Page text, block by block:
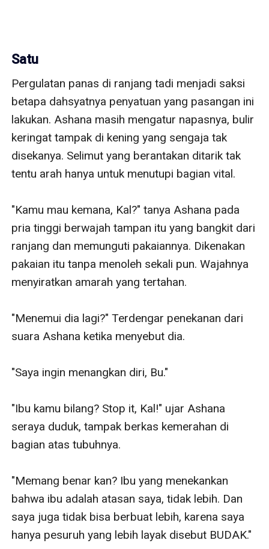
Satu
Pergulatan panas di ranjang tadi menjadi saksi
betapa dahsyatnya penyatuan yang pasangan ini
lakukan. Ashana masih mengatur napasnya, bulir
keringat tampak di kening yang sengaja tak
disekanya. Selimut yang berantakan ditarik tak
tentu arah hanya untuk menutupi bagian vital.
"Kamu mau kemana, Kal?" tanya Ashana pada
pria tinggi berwajah tampan itu yang bangkit dari
ranjang dan memunguti pakaiannya. Dikenakan
pakaian itu tanpa menoleh sekali pun. Wajahnya
menyiratkan amarah yang tertahan.
"Menemui dia lagi?" Terdengar penekanan dari
suara Ashana ketika menyebut dia.
"Saya ingin menangkan diri, Bu."
"Ibu kamu bilang? Stop it, Kal!" ujar Ashana
seraya duduk, tampak berkas kemerahan di
bagian atas tubuhnya.
"Memang benar kan? Ibu yang menekankan
bahwa ibu adalah atasan saya, tidak lebih. Dan
saya juga tidak bisa berbuat lebih, karena saya
hanya pesuruh yang lebih layak disebut BUDAK."